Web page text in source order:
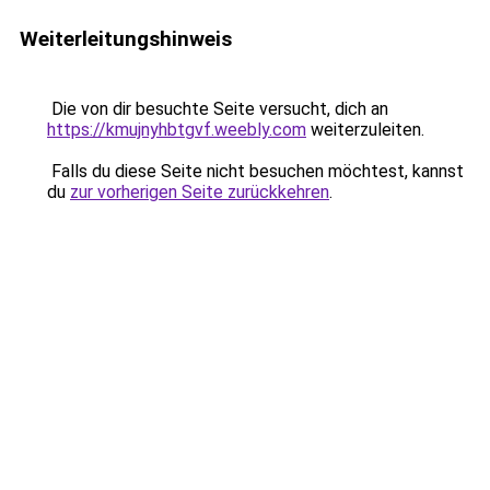
Weiterleitungshinweis
Die von dir besuchte Seite versucht, dich an
https://kmujnyhbtgvf.weebly.com weiterzuleiten.
Falls du diese Seite nicht besuchen möchtest, kannst
du zur vorherigen Seite zurückkehren.